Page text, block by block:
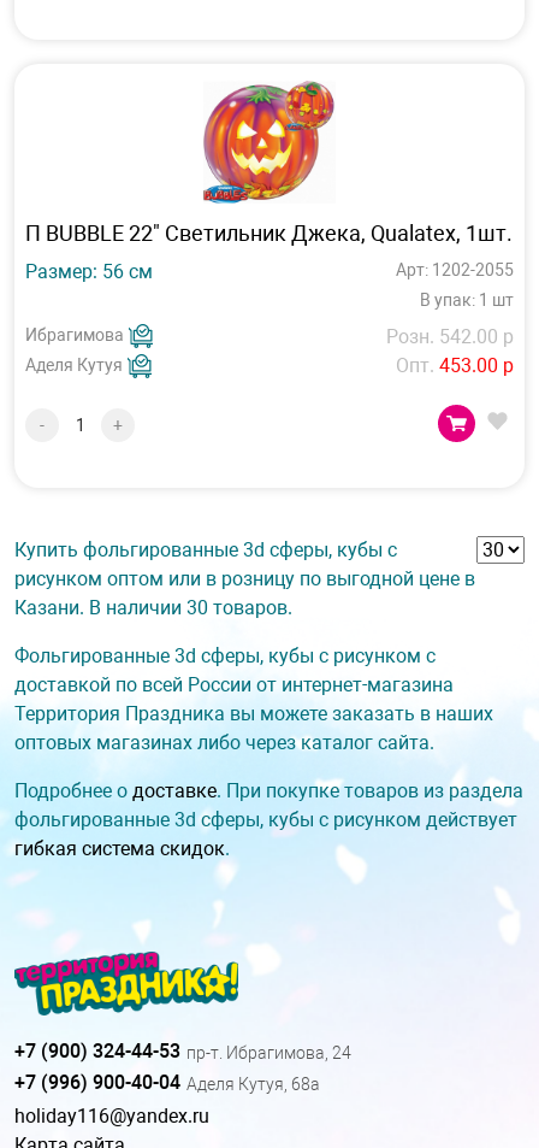
П BUBBLE 22" Светильник Джека, Qualatex, 1шт.
Размер: 56 см
Арт: 1202-2055
В упак: 1 шт
Ибрагимова
Аделя Кутуя
Розн. 542.00 р
Опт. 453.00 р
- +
Купить фольгированные 3d сферы, кубы с
рисунком оптом или в розницу по выгодной цене в
Казани. В наличии 30 товаров.
Фольгированные 3d сферы, кубы с рисунком с
доставкой по всей России от интернет-магазина
Территория Праздника вы можете заказать в наших
оптовых магазинах либо через каталог сайта.
Подробнее о доставке. При покупке товаров из раздела
фольгированные 3d сферы, кубы с рисунком действует
гибкая система скидок.
+7 (900) 324-44-53 пр-т. Ибрагимова, 24
+7 (996) 900-40-04 Аделя Кутуя, 68а
holiday116@yandex.ru